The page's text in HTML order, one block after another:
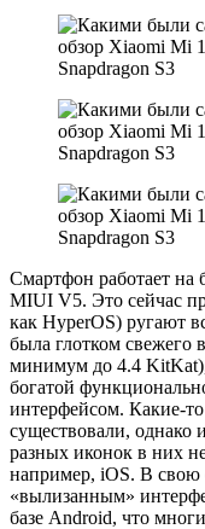
Смартфон работает на
MIUI V5. Это сейчас
как HyperOS) ругают
была глотком свежего
минимум до 4.4
богатой
интерфейсом. Какие-
существовали, однако
разных иконок в них
например, iOS. В свою
«вылизанным»
базе Android, что